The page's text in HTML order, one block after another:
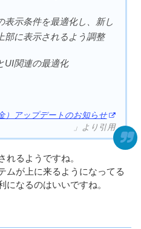
表示条件を最適化し、新し
部に表示されるよう調整
UI関連の最適化
）アップデートのお知らせ
」より引用
るようですね。
が上に来るようになってる
になるのはいいですね。